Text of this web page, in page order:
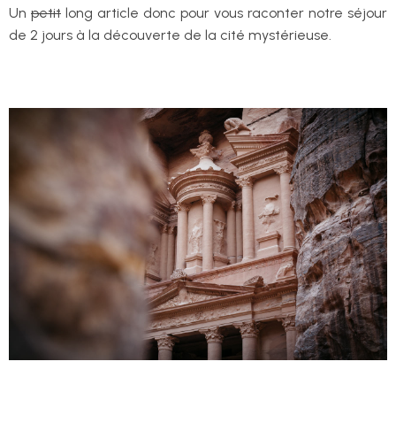
Un petit long article donc pour vous raconter notre séjour
de 2 jours à la découverte de la cité mystérieuse.